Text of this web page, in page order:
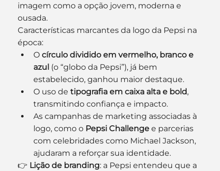
imagem como a opção jovem, moderna e
ousada.
Características marcantes da logo da Pepsi na
época:
O círculo dividido em vermelho, branco e
azul (o “globo da Pepsi”), já bem
estabelecido, ganhou maior destaque.
O uso de tipografia em caixa alta e bold,
transmitindo confiança e impacto.
As campanhas de marketing associadas à
logo, como o Pepsi Challenge e parcerias
com celebridades como Michael Jackson,
ajudaram a reforçar sua identidade.
👉 Lição de branding: a Pepsi entendeu que a